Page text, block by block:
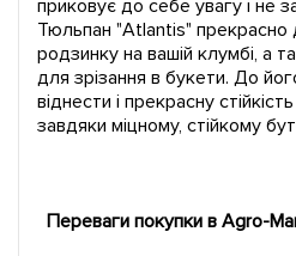
приковує до себе увагу і не
Тюльпан "Atlantis" прекрасно
родзинку на вашій клумбі, а
для зрізання в букети. До
віднести і прекрасну
завдяки міцному, стійкому
Переваги покупки в Agro-